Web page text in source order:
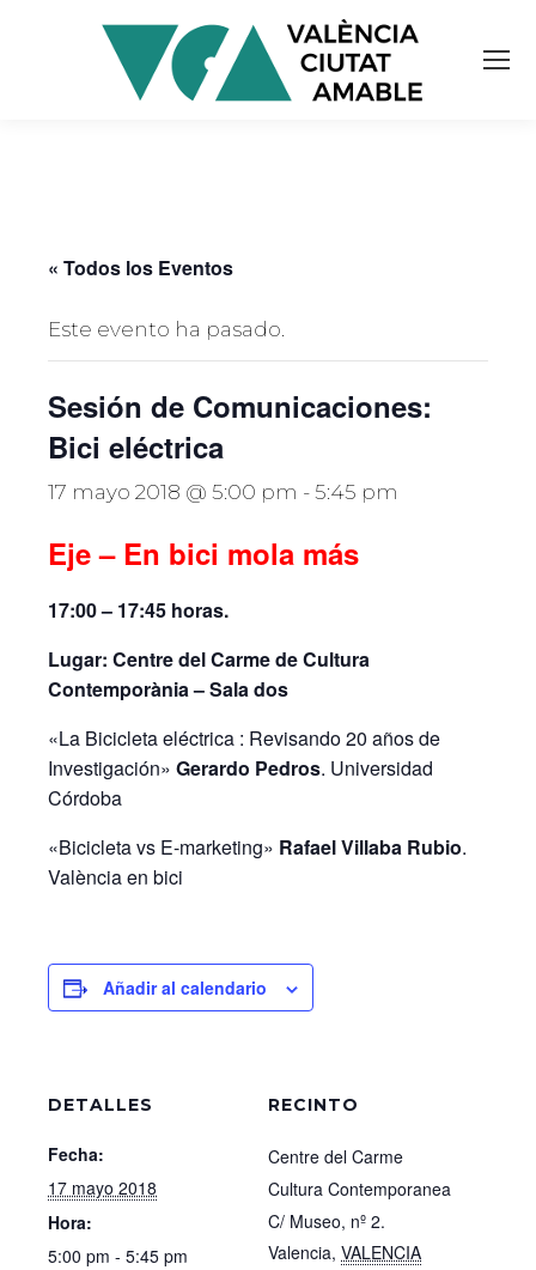
« Todos los Eventos
Este evento ha pasado.
Sesión de Comunicaciones:
Bici eléctrica
17 mayo 2018 @ 5:00 pm - 5:45 pm
Eje – En bici mola más
17:00 – 17:45 horas.
Lugar: Centre del Carme de Cultura
Contemporània – Sala dos
«La Bicicleta eléctrica : Revisando 20 años de
Investigación» Gerardo Pedros. Universidad
Córdoba
«Bicicleta vs E-marketing» Rafael Villaba Rubio.
València en bici
Añadir al calendario
DETALLES
Fecha:
17 mayo 2018
Hora:
5:00 pm - 5:45 pm
RECINTO
Centre del Carme
Cultura Contemporanea
C/ Museo, nº 2.
Valencia, VALENCIA